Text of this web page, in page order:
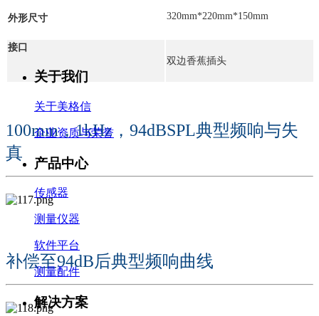
外形尺寸 320mm*220mm*150mm
接口
双边香蕉插头
100mm，1kHz，94dBSPL典型频响与失
真
补偿至94dB后典型频响曲线
关于我们
关于美格信
企业资质与荣誉
产品中心
传感器
测量仪器
软件平台
测量配件
解决方案